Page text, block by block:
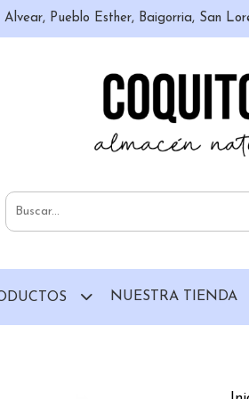
Alvear, Pueblo Esther, Baigorria, San
NUESTRA TIENDA